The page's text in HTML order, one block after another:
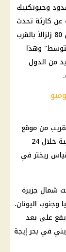
وجيوتكنيك
عن كارثة تحدث
في البحر الأبيض المتوسط، حيث حدث أكثر من 80 زلزالاً بالقرب
وهذا
من الدول
من موقع
الزلزال في بحر إيجة سجل أكثر من 80 هزة أرضية خلال 24
درجة على مقياس ريختر في
شمال جزيرة
وجنوب اليونان،
على بعد
في بحر إيجة